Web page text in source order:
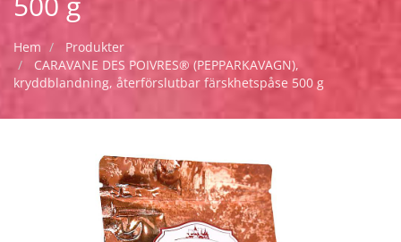
Hem
Produkter
CARAVANE DES POIVRES® (PEPPARKAVAGN),
kryddblandning, återförslutbar färskhetspåse 500 g